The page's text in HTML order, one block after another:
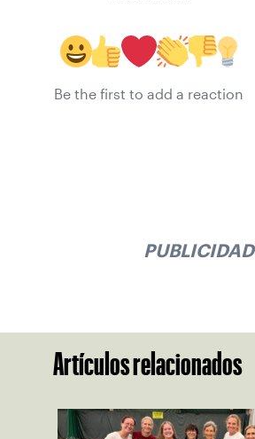
Be the first to add a reaction
PUBLICIDAD
Artículos relacionados